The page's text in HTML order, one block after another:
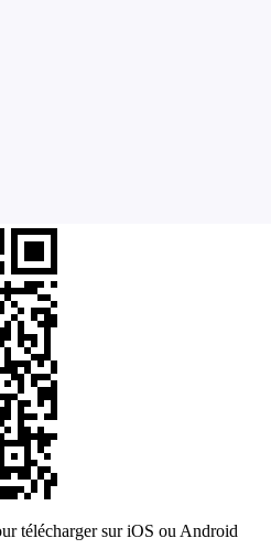
télécharger sur iOS ou Android